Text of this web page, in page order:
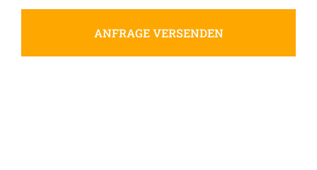
ANFRAGE VERSENDEN